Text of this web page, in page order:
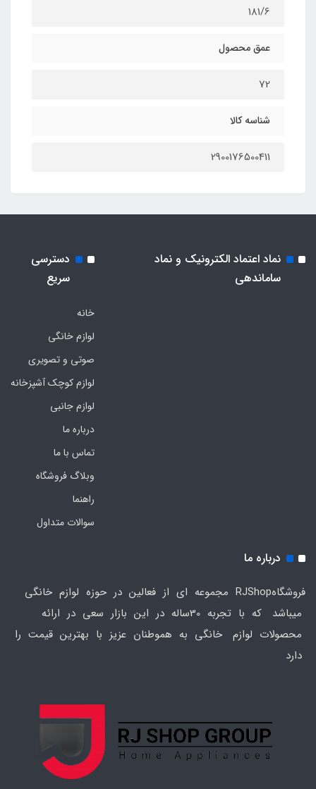
181/6
عمق محصول
72
شناسه کالا
2900176500411
نماد اعتماد الکترونیک و نماد
ساماندهی
دسترسی
سریع
خانه
لوازم خانگی
صوتی و تصویری
لوازم کوچک آشپزخانه
لوازم جانبی
درباره ما
تماس با ما
وبلاگ فروشگاه
راهنما
سوالات متداول
درباره ما
فروشگاهRJShop مجموعه ای از فعالین در حوزه لوازم خانگی
میباشد که با تجربه 30ساله در این بازار سعی در ارائه
محصولات لوازم خانگی به هموطنان عزیز با بهترین قیمت را
دارد